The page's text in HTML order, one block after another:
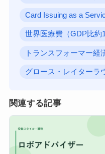
Card Issuing as a
世界医療費（GDP比約
トランスフォーマー経
グロース・レイターラ
関連する記事